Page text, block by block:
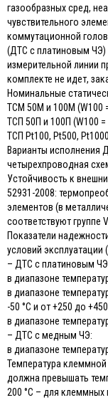
газообразных сред,
чувствительного
коммутационной
(ДТС с платиновым
измерительной линии
комплекте не идет,
Номинальные
ТСМ 50М и 100М (W100
ТСП 50П и 100П (W100 =
ТСП Pt100, Pt500,
Варианты исполнения
четырехпроводная
Устойчивость к
52931-2008:
элементов (в
соответствуют группе
Показатели
условий эксплуатации
– ДТС с платиновым
в диапазоне
в диапазоне
-50 °С и от +250 до
в диапазоне
– ДТС с медным ЧЭ:
в диапазоне
Температура клеммной
должна превышать
200 °С – для клеммных